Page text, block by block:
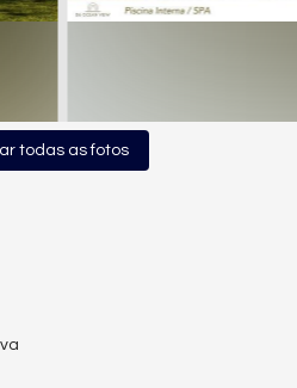
todas as fotos